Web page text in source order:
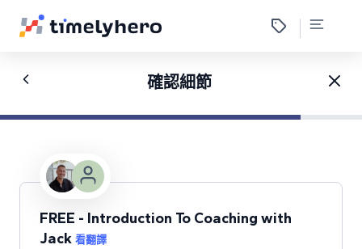
確認細節
FREE - Introduction To Coaching with
Jack 看翻譯